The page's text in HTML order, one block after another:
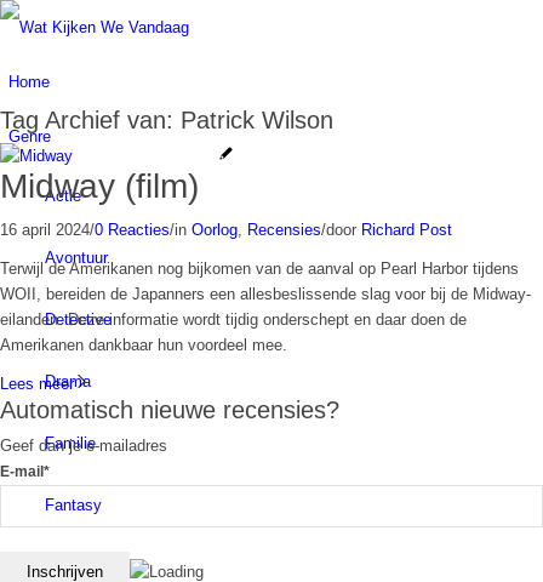
Home
Genre
Actie
Avontuur
Detective
Drama
Familie
Fantasy
Horror
Tag Archief van: Patrick Wilson
Midway (film)
16 april 2024/0 Reacties/in Oorlog, Recensies/door Richard Post
Terwijl de Amerikanen nog bijkomen van de aanval op Pearl Harbor tijdens
WOII, bereiden de Japanners een allesbeslissende slag voor bij de Midway-
eilanden. Deze informatie wordt tijdig onderschept en daar doen de
Amerikanen dankbaar hun voordeel mee.
Lees meer
Automatisch nieuwe recensies?
Geef dan je e-mailadres
E-mail*